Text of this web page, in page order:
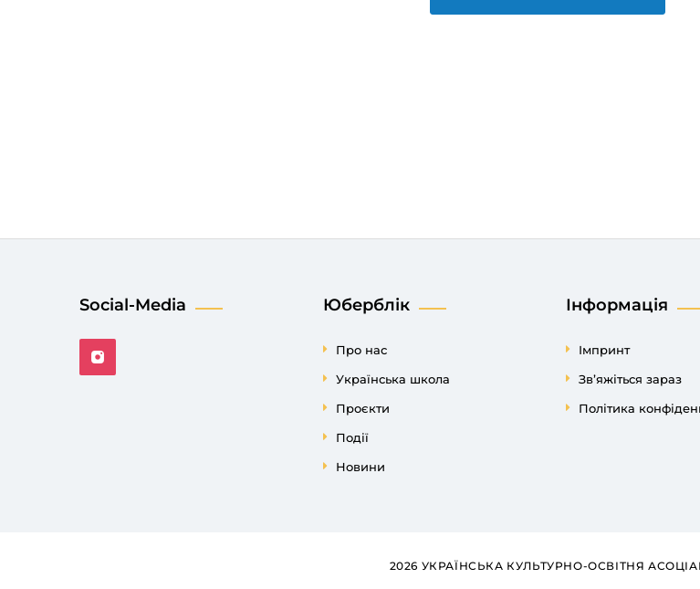
Social-Media Юберблік
Про нас
Українська школа
Проєкти
Події
Новини
Інформація
Імпринт
Зв’яжіться зараз
Політика
2026 УКРАЇНСЬКА КУЛЬТУРНО-ОСВІТНЯ